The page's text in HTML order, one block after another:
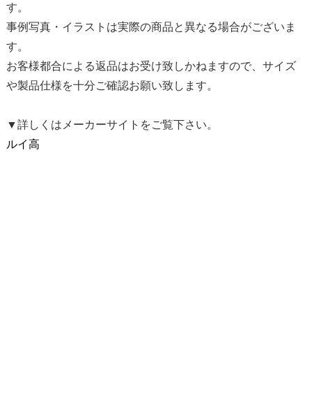
す。
事例写真・イラストは実際の商品と異なる場合がございま
す。
お客様都合による返品はお受け致しかねますので、サイズ
や製品仕様を十分ご確認お願い致します。
▼詳しくはメーカーサイトをご覧下さい。
ルイ高